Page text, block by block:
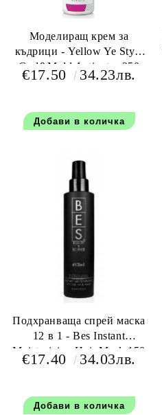
Моделиращ крем за
къдрици - Yellow Ye Style
Curl&Mold Activator 250
мл.
€17.50 34.23лв.
Подхранваща спрей маска
12 в 1 - Bes Instant
Moisturizing Hair Mask 150
мл
€17.40 34.03лв.